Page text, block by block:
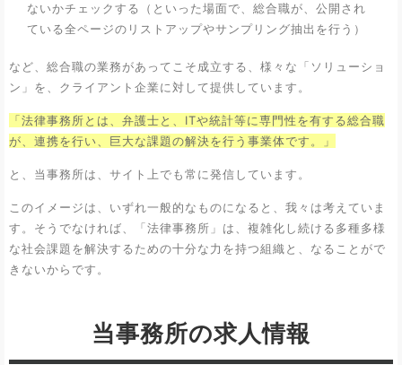
ないかチェックする（といった場面で、総合職が、公開され
ている全ページのリストアップやサンプリング抽出を行う）
など、総合職の業務があってこそ成立する、様々な「ソリューショ
ン」を、クライアント企業に対して提供しています。
「法律事務所とは、弁護士と、ITや統計等に専門性を有する総合職
が、連携を行い、巨大な課題の解決を行う事業体です。」
と、当事務所は、サイト上でも常に発信しています。
このイメージは、いずれ一般的なものになると、我々は考えていま
す。そうでなければ、「法律事務所」は、複雑化し続ける多種多様
な社会課題を解決するための十分な力を持つ組織と、なることがで
きないからです。
当事務所の求人情報